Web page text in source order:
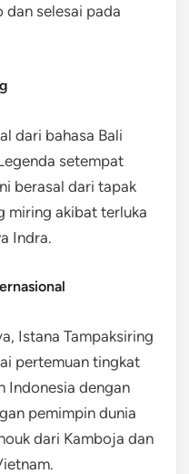
dan selesai pada
dari bahasa Bali
setempat
berasal dari tapak
miring akibat terluka
Indra.
Istana Tampaksiring
pertemuan tingkat
Indonesia dengan
pemimpin dunia
dari Kamboja dan